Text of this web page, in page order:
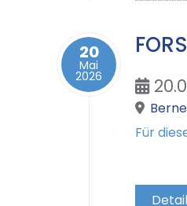
20
Mai
2026
Für